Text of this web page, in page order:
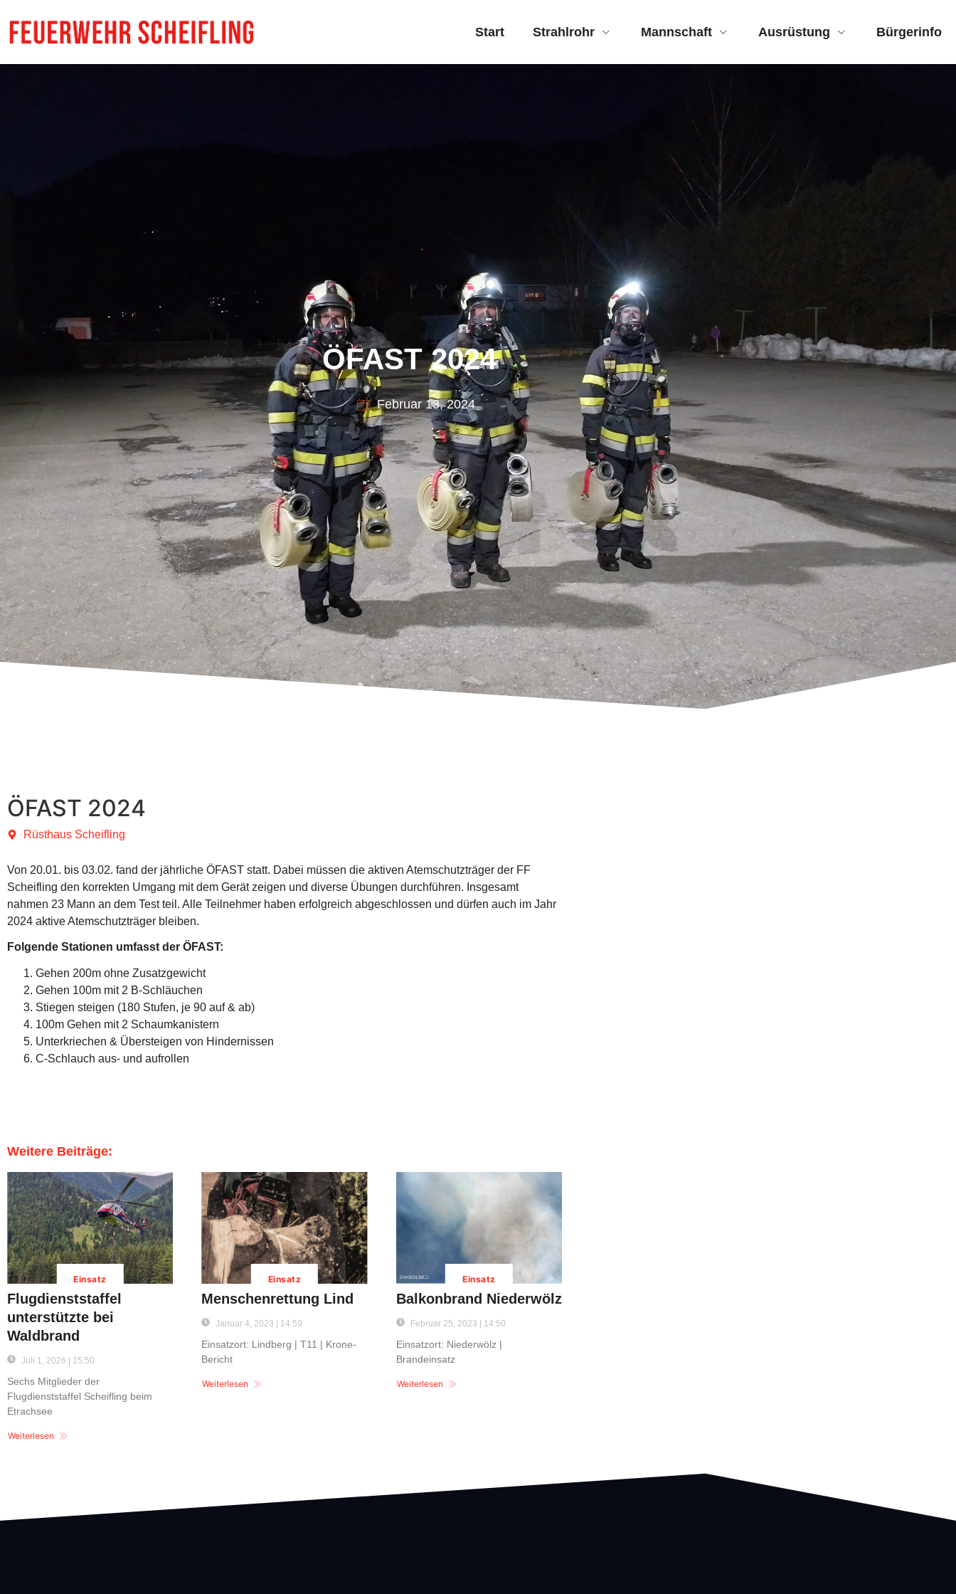
Start Strahlrohr Mannschaft Ausrüstung Bürgerinfo
ÖFAST 2024
Februar 13, 2024
ÖFAST 2024
Rüsthaus Scheifling
Von 20.01. bis 03.02. fand der jährliche ÖFAST statt. Dabei müssen die aktiven Atemschutzträger der FF
Scheifling den korrekten Umgang mit dem Gerät zeigen und diverse Übungen durchführen. Insgesamt
nahmen 23 Mann an dem Test teil. Alle Teilnehmer haben erfolgreich abgeschlossen und dürfen auch im Jahr
2024 aktive Atemschutzträger bleiben.
Folgende Stationen umfasst der ÖFAST:
Gehen 200m ohne Zusatzgewicht
Gehen 100m mit 2 B-Schläuchen
Stiegen steigen (180 Stufen, je 90 auf & ab)
100m Gehen mit 2 Schaumkanistern
Unterkriechen & Übersteigen von Hindernissen
C-Schlauch aus- und aufrollen
Weitere Beiträge:
Einsatz
Flugdienststaffel
unterstützte bei
Waldbrand
Juli 1, 2026 | 15:50
Sechs Mitglieder der
Flugdienststaffel Scheifling beim
Etrachsee
Weiterlesen
Einsatz
Menschenrettung Lind
Januar 4, 2023 | 14:59
Einsatzort: Lindberg | T11 | Krone-
Bericht
Weiterlesen
Einsatz
Balkonbrand Niederwölz
Februar 25, 2023 | 14:50
Einsatzort: Niederwölz |
Brandeinsatz
Weiterlesen